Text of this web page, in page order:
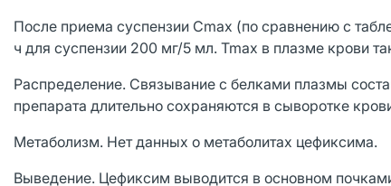
После приема суспензии Cmax (по сравнению с
ч для суспензии 200 мг/5 мл. Tmax в плазме крови
Распределение. Связывание с белками плазмы
препарата длительно сохраняются в сыворотке
Метаболизм. Нет данных о метаболитах цефиксима.
Выведение. Цефиксим выводится в основном